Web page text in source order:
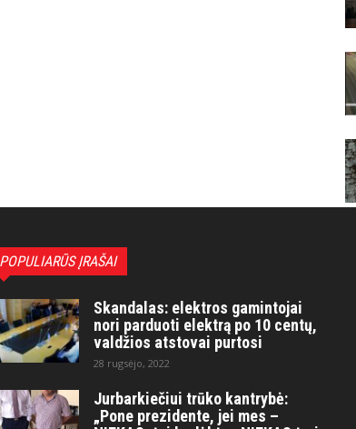
POPULIARŪS ĮRAŠAI
Skandalas: elektros gamintojai
nori parduoti elektrą po 10 centų,
valdžios atstovai purtosi
28 rugsėjo, 2022
Jurbarkiečiui trūko kantrybė:
„Pone prezidente, jei mes –